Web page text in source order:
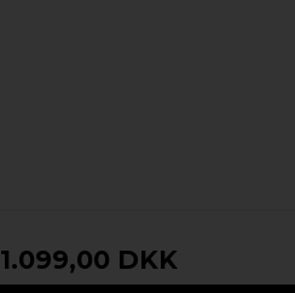
1.099,00 DKK